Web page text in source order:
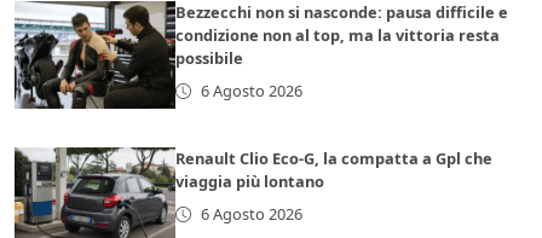
Bezzecchi non si nasconde: pausa difficile e
condizione non al top, ma la vittoria resta
possibile
6 Agosto 2026
Renault Clio Eco-G, la compatta a Gpl che
viaggia più lontano
6 Agosto 2026